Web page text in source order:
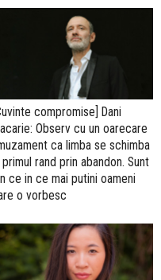
compromise] Dani
Observ cu un oarecare
ca limba se schimba
primul rand prin abandon. Sunt
ce in ce mai putini oameni
o vorbesc